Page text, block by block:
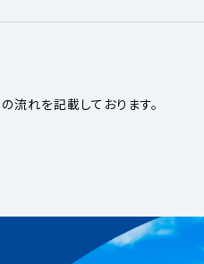
れを記載しております。